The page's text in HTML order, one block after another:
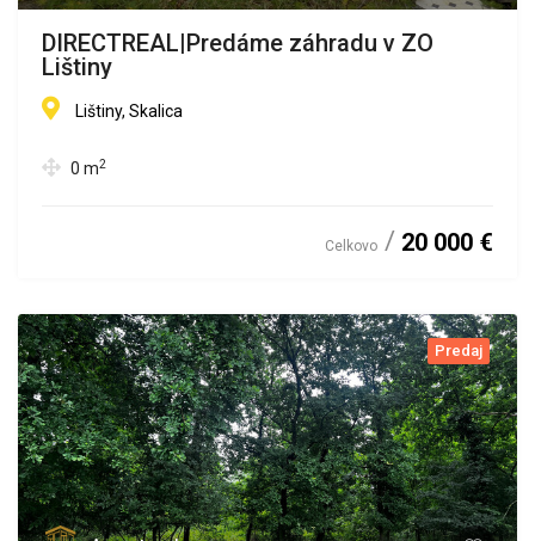
DIRECTREAL|Predáme záhradu v ZO
Lištiny
Lištiny, Skalica
0 m2
Celkovo 20 000 €
Predaj